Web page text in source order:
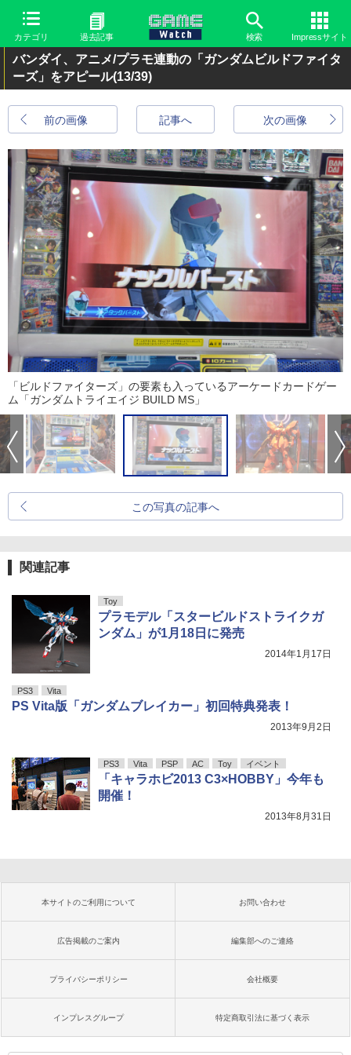
カテゴリ 過去記事 検索 Impressサイト
バンダイ、アニメ/プラモ連動の「ガンダムビルドファイタ
ーズ」をアピール(13/39)
前の画像 次の画像
記事へ
「ビルドファイターズ」の要素も入っているアーケードカードゲー
ム「ガンダムトライエイジ BUILD MS」
この写真の記事へ
関連記事
Toy
プラモデル「スタービルドストライクガ
ンダム」が1月18日に発売
2014年1月17日
PS3 Vita
PS Vita版「ガンダムブレイカー」初回特典発表！
2013年9月2日
PS3 Vita PSP AC Toy イベント
「キャラホビ2013 C3×HOBBY」今年も
開催！
2013年8月31日
本サイトのご利用について お問い合わせ
広告掲載のご案内 編集部へのご連絡
プライバシーポリシー 会社概要
インプレスグループ 特定商取引法に基づく表示